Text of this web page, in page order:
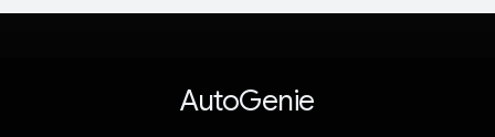
AutoGenie